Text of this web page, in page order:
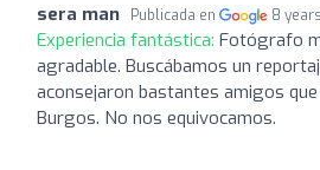
sera man Publicada en 8
Experiencia fantástica: Fotógrafo
agradable. Buscábamos un
aconsejaron bastantes amigos
Burgos. No nos equivocamos.